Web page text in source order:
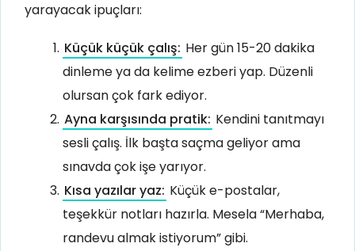
yarayacak ipuçları:
Küçük küçük çalış: Her gün 15-20 dakika
dinleme ya da kelime ezberi yap. Düzenli
olursan çok fark ediyor.
Ayna karşısında pratik: Kendini tanıtmayı
sesli çalış. İlk başta saçma geliyor ama
sınavda çok işe yarıyor.
Kısa yazılar yaz: Küçük e-postalar,
teşekkür notları hazırla. Mesela “Merhaba,
randevu almak istiyorum” gibi.